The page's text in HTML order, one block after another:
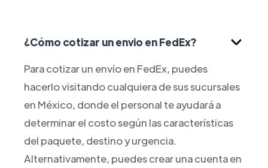
¿Cómo cotizar un envio en FedEx?
Para cotizar un envío en FedEx, puedes
hacerlo visitando cualquiera de sus sucursales
en México, donde el personal te ayudará a
determinar el costo según las características
del paquete, destino y urgencia.
Alternativamente, puedes crear una cuenta en